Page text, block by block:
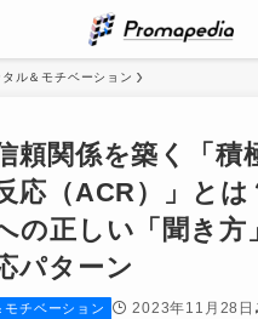
タル＆モチベーション
頼関係を築く「積
応（ACR）」とは
の正しい「聞き方
パターン
モチベーション 2023年11月28日